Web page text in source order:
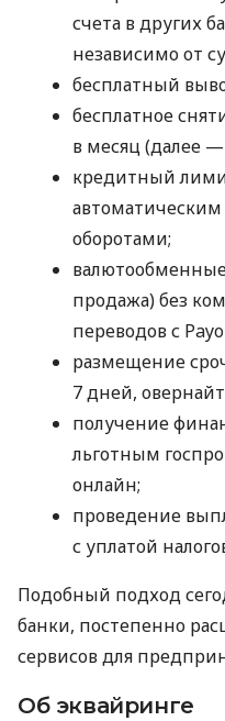
счета в других
независимо от
бесплатный
бесплатное
в месяц (далее —
кредитный
автоматическим
оборотами;
продажа) без
переводов с
размещение
7 дней,
получение
льготным
онлайн;
проведение
с уплатой
Подобный подход
банки, постепенно
сервисов для
Об эквайринге